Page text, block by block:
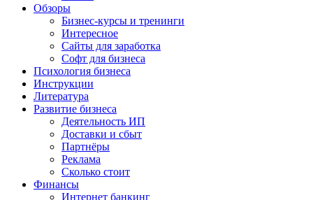
Обзоры
Бизнес-курсы и тренинги
Интересное
Сайты для заработка
Софт для бизнеса
Психология бизнеса
Инструкции
Литература
Развитие бизнеса
Деятельность ИП
Доставки и сбыт
Партнёры
Реклама
Сколько стоит
Финансы
Интернет банкинг